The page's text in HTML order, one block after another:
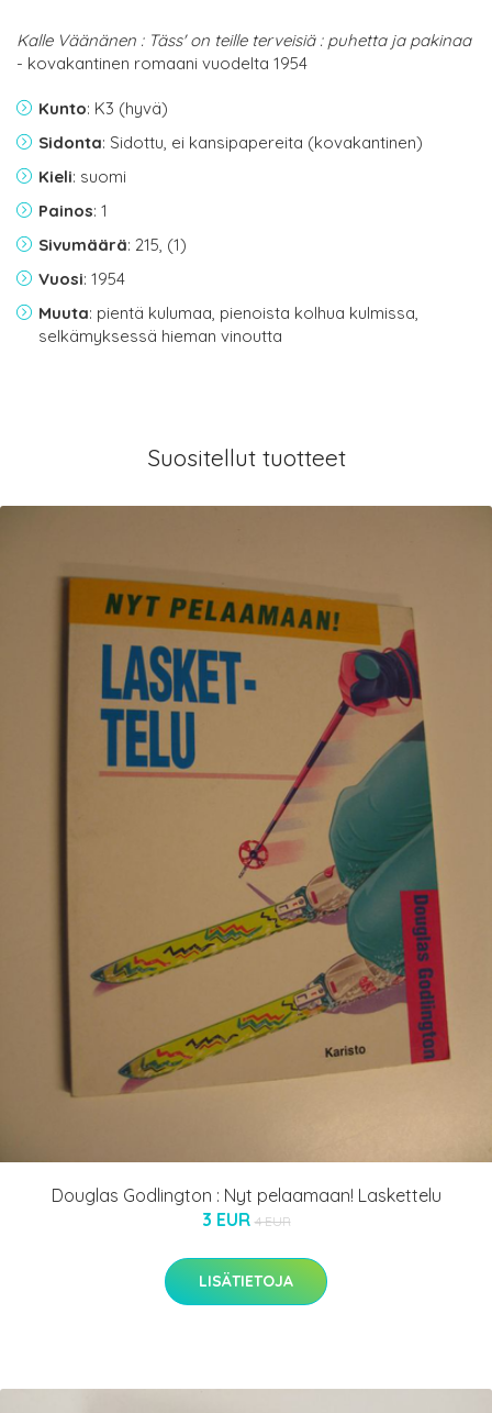
Kalle Väänänen : Täss' on teille terveisiä : puhetta ja pakinaa
- kovakantinen romaani vuodelta 1954
Kunto: K3 (hyvä)
Sidonta: Sidottu, ei kansipapereita (kovakantinen)
Kieli: suomi
Painos: 1
Sivumäärä: 215, (1)
Vuosi: 1954
Muuta: pientä kulumaa, pienoista kolhua kulmissa,
selkämyksessä hieman vinoutta
Suositellut tuotteet
Douglas Godlington : Nyt pelaamaan! Laskettelu
3 EUR 4 EUR
LISÄTIETOJA